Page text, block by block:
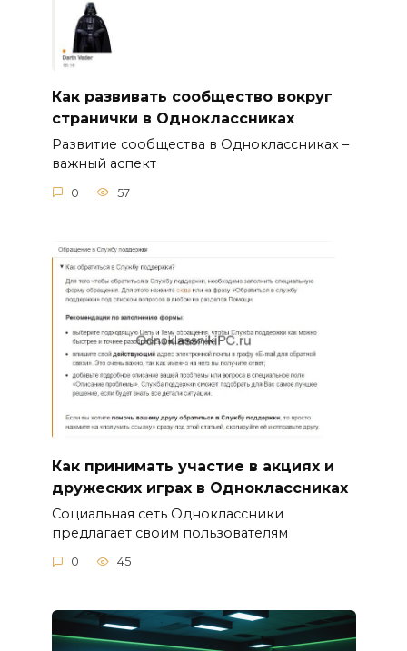
Как развивать сообщество вокруг
странички в Одноклассниках
Развитие сообщества в Одноклассниках –
важный аспект
0 57
Как принимать участие в акциях и
дружеских играх в Одноклассниках
Социальная сеть Одноклассники
предлагает своим пользователям
0 45